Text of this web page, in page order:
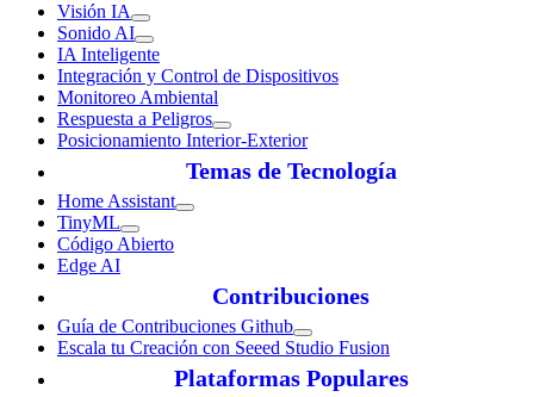
Visión IA
Sonido AI
IA Inteligente
Integración y Control de Dispositivos
Monitoreo Ambiental
Respuesta a Peligros
Posicionamiento Interior-Exterior
Temas de Tecnología
Home Assistant
TinyML
Código Abierto
Edge AI
Contribuciones
Guía de Contribuciones Github
Escala tu Creación con Seeed Studio Fusion
Plataformas Populares